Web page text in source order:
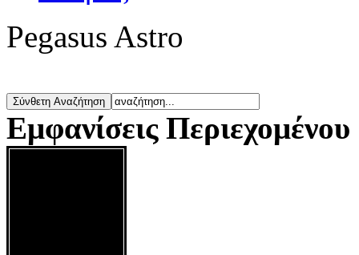
Pegasus Astro
Εμφανίσεις Περιεχομένου